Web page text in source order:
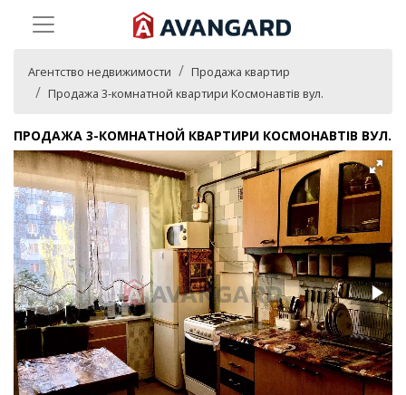
Агентство недвижимости
Продажа квартир
Продажа 3-комнатной квартири Космонавтів вул.
ПРОДАЖА 3-КОМНАТНОЙ КВАРТИРИ КОСМОНАВТІВ ВУЛ.